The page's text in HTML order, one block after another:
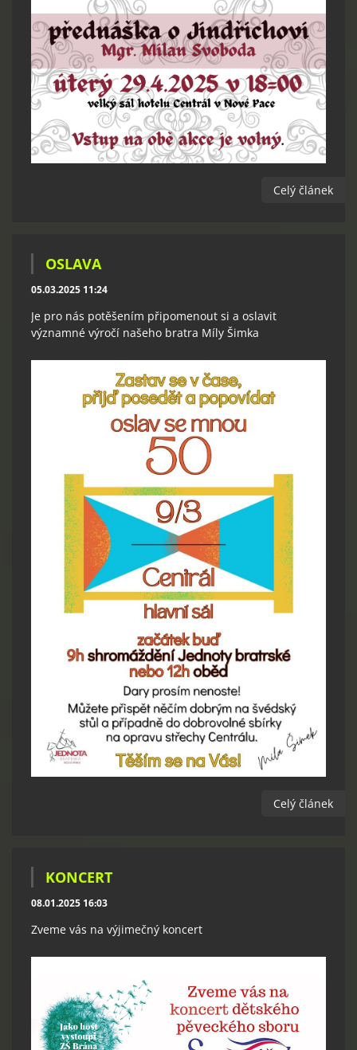
Celý článek
OSLAVA
05.03.2025 11:24
Je pro nás potěšením připomenout si a oslavit
významné výročí našeho bratra Míly Šimka
Celý článek
KONCERT
08.01.2025 16:03
Zveme vás na výjimečný koncert